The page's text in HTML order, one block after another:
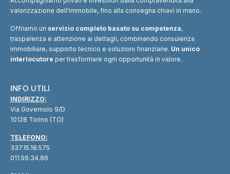
valorizzazione dell’immobile, fino alla consegna chiavi in mano.
Offriamo un servizio completo basato su competenza,
trasparenza e attenzione ai dettagli, combinando consulenza
immobiliare, supporto tecnico e soluzioni finanziarie. Un unico
interlocutore per trasformare ogni opportunità in valore.
INFO UTILI
INDIRIZZO:
Via Governolo 9/D
10128 Torino (TO)
TELEFONO:
337.15.18.575
011.59.34.86